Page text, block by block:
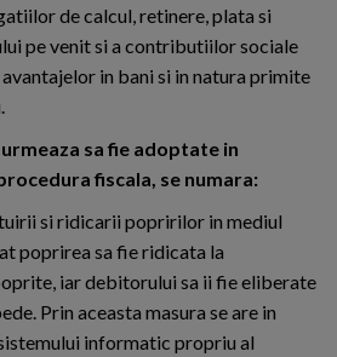
de calcul, retinere, plata si
pe venit si a contributiilor sociale
in bani si in natura primite
sa fie adoptate in
fiscala, se numara:
si ridicarii popririlor in mediul
poprirea sa fie ridicata la
iar debitorului sa ii fie eliberate
Prin aceasta masura se are in
informatic propriu al